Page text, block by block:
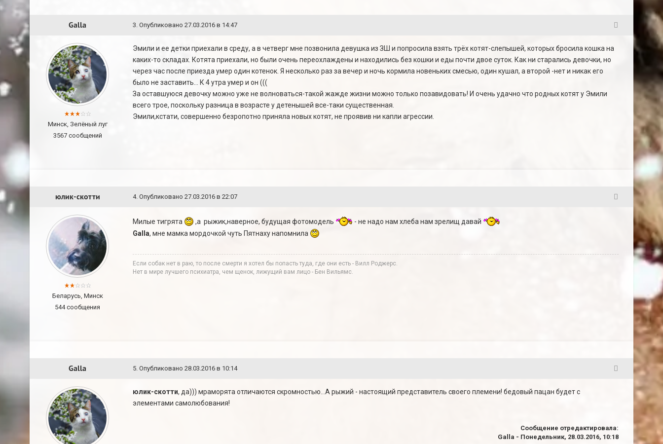
Galla 3. Опубликовано 27.03.2016 в 14:47
Минск, Зелёный луг
3567 сообщений
Эмили и ее детки приехали в среду, а в четверг мне позвонила девушка из ЗШ и попросила взять трёх котят-слепышей, которых бросила кошка на
каких-то складах. Котята приехали, но были очень переохлаждены и находились без кошки и еды почти двое суток. Как ни старались девочки, но
через час после приезда умер один котенок. Я несколько раз за вечер и ночь кормила новеньких смесью, один кушал, а второй -нет и никак его
было не заставить... К 4 утра умер и он (((
За оставшуюся девочку можно уже не волноваться-такой жажде жизни можно только позавидовать! И очень удачно что родных котят у Эмили
всего трое, поскольку разница в возрасте у детенышей все-таки существенная.
Эмили,кстати, совершенно безропотно приняла новых котят, не проявив ни капли агрессии.
юлик-скотти 4. Опубликовано 27.03.2016 в 22:07
Беларусь, Минск
544 сообщения
Милые тигрята ,а рыжик,наверное, будущая фотомодель
- не надо нам хлеба нам зрелищ давай
Galla, мне мамка мордочкой чуть Пятнаху напомнила
Если собак нет в раю, то после смерти я хотел бы попасть туда, где они есть - Вилл Роджерс.
Нет в мире лучшего психиатра, чем щенок, лижущий вам лицо - Бен Вильямс.
Galla 5. Опубликовано 28.03.2016 в 10:14
юлик-скотти, да))) мраморята отличаются скромностью...А рыжий - настоящий представитель своего племени! бедовый пацан будет с
элементами самолюбования!
Сообщение отредактировала:
Galla - Понедельник, 28.03.2016, 10:18